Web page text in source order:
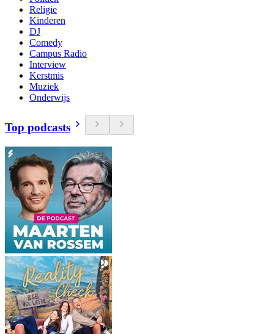
Religie
Kinderen
DJ
Comedy
Campus Radio
Interview
Kerstmis
Muziek
Onderwijs
Top podcasts